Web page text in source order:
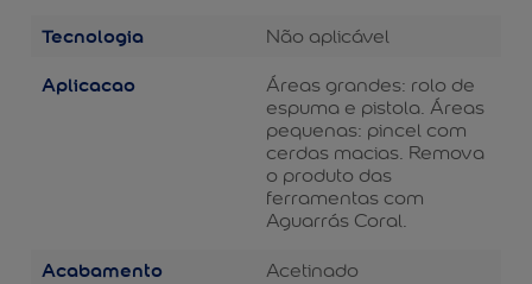
Tecnologia Não aplicável
Aplicacao
Áreas grandes: rolo de
espuma e pistola. Áreas
pequenas: pincel com
cerdas macias. Remova
o produto das
ferramentas com
Aguarrás Coral.
Acabamento Acetinado